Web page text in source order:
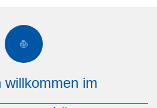
willkommen im